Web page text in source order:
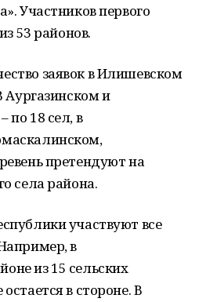
Участников первого
53 районов.
заявок в Илишевском
Аургазинском и
по 18 сел, в
претендуют на
села района.
участвуют все
в
из 15 сельских
в стороне. В